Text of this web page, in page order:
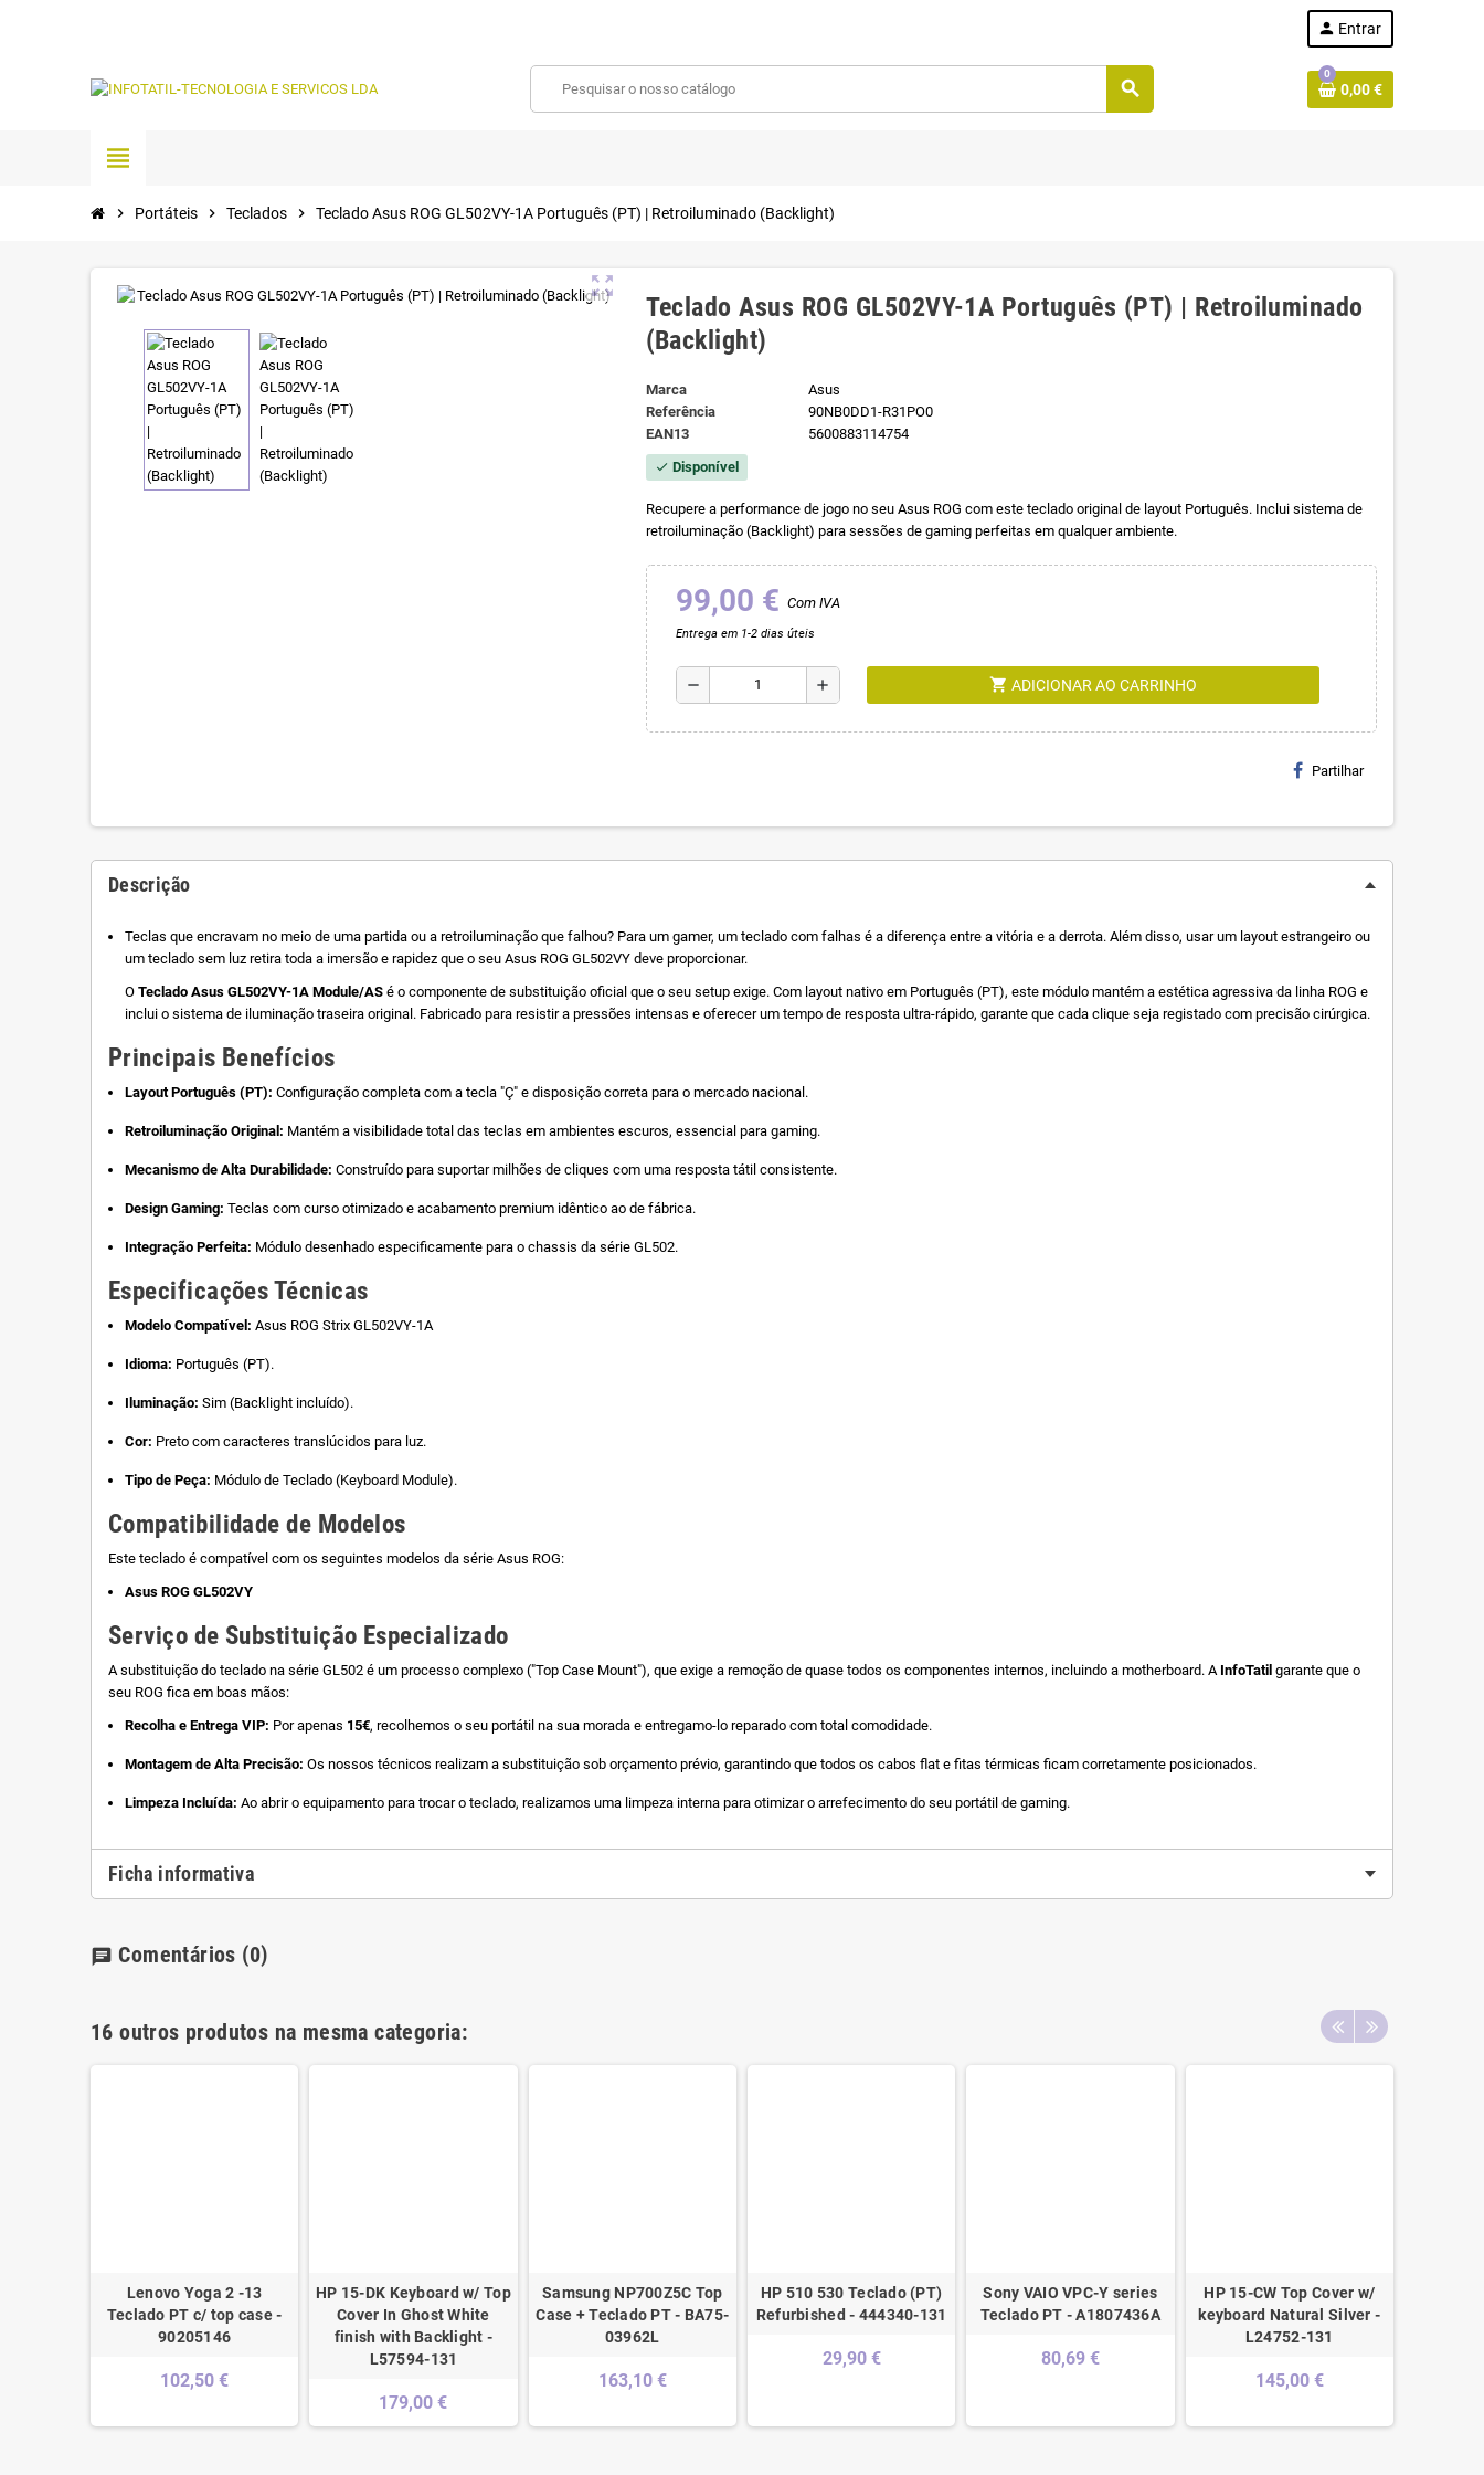
person Entrar
search
0
0,00 €
view_headline
chevron_right Portáteis chevron_right Teclados chevron_right Teclado Asus ROG GL502VY-1A Português (PT) | Retroiluminado (Backlight)
zoom_out_map
Teclado Asus ROG GL502VY-1A Português (PT) | Retroiluminado
(Backlight)
Marca
Asus
Referência
90NB0DD1-R31PO0
EAN13
5600883114754
check Disponível
Recupere a performance de jogo no seu Asus ROG com este teclado original de layout Português. Inclui sistema de
retroiluminação (Backlight) para sessões de gaming perfeitas em qualquer ambiente.
99,00 € Com IVA
Entrega em 1-2 dias úteis
remove add shopping_cart ADICIONAR AO CARRINHO
Partilhar
Descrição
Teclas que encravam no meio de uma partida ou a retroiluminação que falhou? Para um gamer, um teclado com falhas é a diferença entre a vitória e a derrota. Além disso, usar um layout estrangeiro ou
um teclado sem luz retira toda a imersão e rapidez que o seu Asus ROG GL502VY deve proporcionar.
O Teclado Asus GL502VY-1A Module/AS é o componente de substituição oficial que o seu setup exige. Com layout nativo em Português (PT), este módulo mantém a estética agressiva da linha ROG e
inclui o sistema de iluminação traseira original. Fabricado para resistir a pressões intensas e oferecer um tempo de resposta ultra-rápido, garante que cada clique seja registado com precisão cirúrgica.
Principais Benefícios
Layout Português (PT): Configuração completa com a tecla "Ç" e disposição correta para o mercado nacional.
Retroiluminação Original: Mantém a visibilidade total das teclas em ambientes escuros, essencial para gaming.
Mecanismo de Alta Durabilidade: Construído para suportar milhões de cliques com uma resposta tátil consistente.
Design Gaming: Teclas com curso otimizado e acabamento premium idêntico ao de fábrica.
Integração Perfeita: Módulo desenhado especificamente para o chassis da série GL502.
Especificações Técnicas
Modelo Compatível: Asus ROG Strix GL502VY-1A
Idioma: Português (PT).
Iluminação: Sim (Backlight incluído).
Cor: Preto com caracteres translúcidos para luz.
Tipo de Peça: Módulo de Teclado (Keyboard Module).
Compatibilidade de Modelos
Este teclado é compatível com os seguintes modelos da série Asus ROG:
Asus ROG GL502VY
Serviço de Substituição Especializado
A substituição do teclado na série GL502 é um processo complexo ("Top Case Mount"), que exige a remoção de quase todos os componentes internos, incluindo a motherboard. A InfoTatil garante que o
seu ROG fica em boas mãos:
Recolha e Entrega VIP: Por apenas 15€, recolhemos o seu portátil na sua morada e entregamo-lo reparado com total comodidade.
Montagem de Alta Precisão: Os nossos técnicos realizam a substituição sob orçamento prévio, garantindo que todos os cabos flat e fitas térmicas ficam corretamente posicionados.
Limpeza Incluída: Ao abrir o equipamento para trocar o teclado, realizamos uma limpeza interna para otimizar o arrefecimento do seu portátil de gaming.
Ficha informativa
chat Comentários (0)
16 outros produtos na mesma categoria:
Lenovo Yoga 2 -13
Teclado PT c/ top case -
90205146
102,50 €
HP 15-DK Keyboard w/ Top
Cover In Ghost White
finish with Backlight -
L57594-131
179,00 €
Samsung NP700Z5C Top
Case + Teclado PT - BA75-
03962L
163,10 €
HP 510 530 Teclado (PT)
Refurbished - 444340-131
29,90 €
Sony VAIO VPC-Y series
Teclado PT - A1807436A
80,69 €
HP 15-CW Top Cover w/
keyboard Natural Silver -
L24752-131
145,00 €